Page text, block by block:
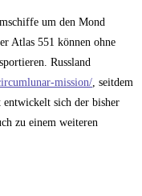
um den Mond
Atlas 551 können ohne
Russland
mission/ , seitdem
sich der bisher
zu einem weiteren